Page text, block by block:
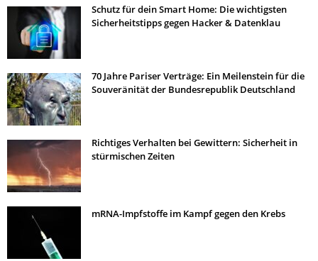
Schutz für dein Smart Home: Die wichtigsten
Sicherheitstipps gegen Hacker & Datenklau
70 Jahre Pariser Verträge: Ein Meilenstein für die
Souveränität der Bundesrepublik Deutschland
Richtiges Verhalten bei Gewittern: Sicherheit in
stürmischen Zeiten
mRNA-Impfstoffe im Kampf gegen den Krebs